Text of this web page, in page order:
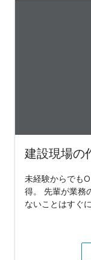
建設現場の
未経験からでも
得。 先輩が業務
ないことはすぐ